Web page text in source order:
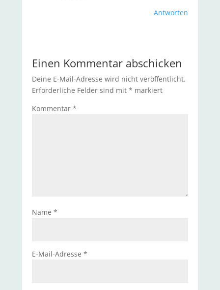
Antworten
Einen Kommentar abschicken
Deine E-Mail-Adresse wird nicht veröffentlicht.
Erforderliche Felder sind mit * markiert
Kommentar *
Name *
E-Mail-Adresse *